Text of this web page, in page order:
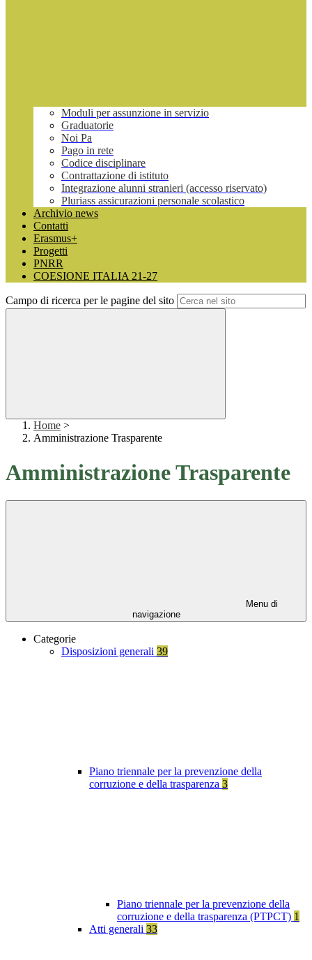
Moduli per assunzione in servizio
Graduatorie
Noi Pa
Pago in rete
Codice disciplinare
Contrattazione di istituto
Integrazione alunni stranieri (accesso riservato)
Pluriass assicurazioni personale scolastico
Archivio news
Contatti
Erasmus+
Progetti
PNRR
COESIONE ITALIA 21-27
Campo di ricerca per le pagine del sito
Home >
Amministrazione Trasparente
Amministrazione Trasparente
Menu di
navigazione
Categorie
Disposizioni generali 39
Piano triennale per la prevenzione della
corruzione e della trasparenza 3
Piano triennale per la prevenzione della
corruzione e della trasparenza (PTPCT) 1
Atti generali 33